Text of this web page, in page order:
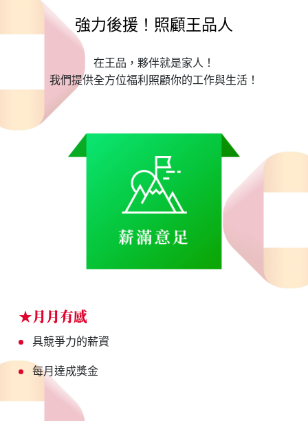
強力後援！照顧王品人
在王品，夥伴就是家人！
我們提供全方位福利照顧你的工作與生活！
★月月有感
具競爭力的薪資
每月達成獎金